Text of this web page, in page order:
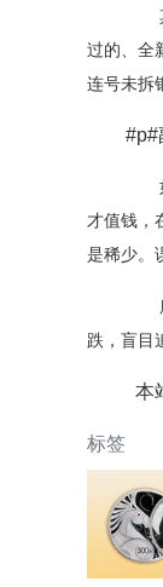
其
过的、全
连号未拆
#p#
如
才值钱，
是稀少。
所
跌，盲目
本
标签